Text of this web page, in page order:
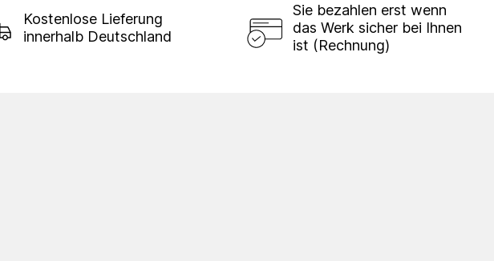
Kostenlose Lieferung
innerhalb Deutschland
Sie bezahlen erst wenn
das Werk sicher bei Ihnen
ist (Rechnung)